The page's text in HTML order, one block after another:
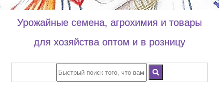
Урожайные семена, агрохимия и товары
для хозяйства оптом и в розницу